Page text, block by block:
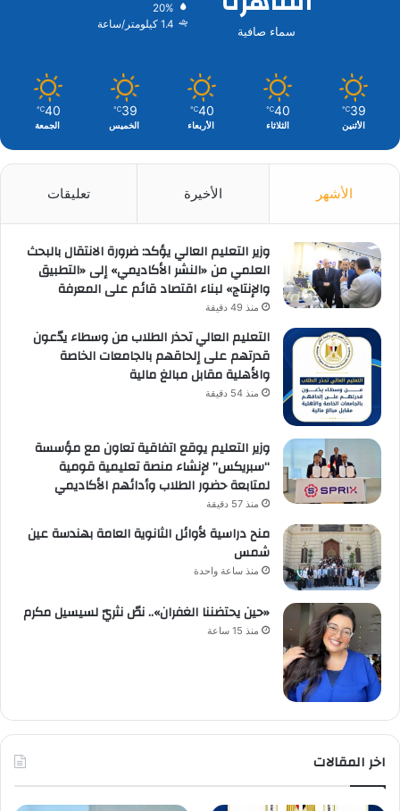
سماء صافية
20%
1.4 كيلومتر/ساعة
39
℃
الأثنين
40
℃
الثلاثاء
40
℃
الأربعاء
39
℃
الخميس
40
℃
الجمعة
الأشهر الأخيرة تعليقات
وزير التعليم العالي يؤكد: ضرورة الانتقال بالبحث
العلمي من «النشر الأكاديمي» إلى «التطبيق
والإنتاج» لبناء اقتصاد قائم على المعرفة
منذ 49 دقيقة
التعليم العالي تحذر الطلاب من وسطاء يدّعون
قدرتهم على إلحاقهم بالجامعات الخاصة
والأهلية مقابل مبالغ مالية
منذ 54 دقيقة
وزير التعليم يوقع اتفاقية تعاون مع مؤسسة
“سبريكس” لإنشاء منصة تعليمية قومية
لمتابعة حضور الطلاب وأدائهم الأكاديمي
منذ 57 دقيقة
منح دراسية لأوائل الثانوية العامة بهندسة عين
شمس
منذ ساعة واحدة
«حين يحتضننا الغفران».. نصّ نثريّ لسيسيل مكرم
منذ 15 ساعة
اخر المقالات